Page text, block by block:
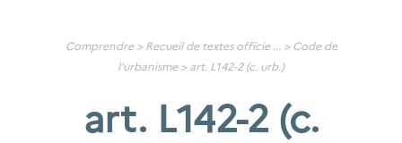
Comprendre > Recueil de textes officie... > Code de
l'urbanisme> art. L142-2 (c. urb.)
art. L142-2 (c.